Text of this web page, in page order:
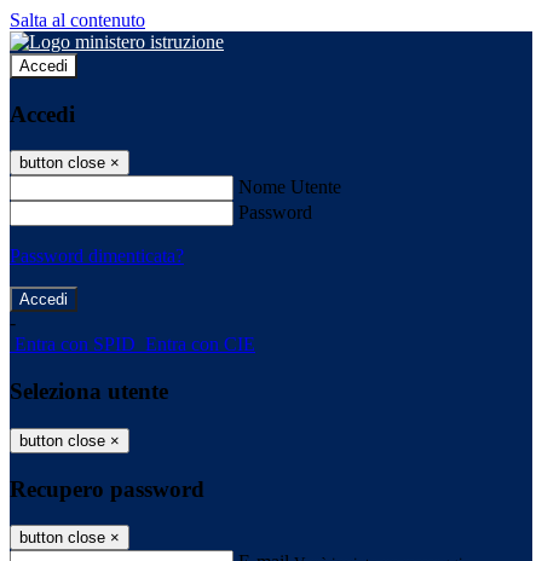
Salta al contenuto
Accedi
Accedi
button close ×
Nome Utente
Password
Password dimenticata?
-
Entra con SPID Entra con CIE
Seleziona utente
button close ×
Recupero password
button close ×